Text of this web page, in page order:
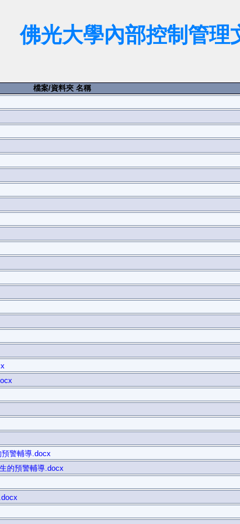
佛光大學內部控制管理
檔案/資料夾 名稱
預警輔導.docx
的預警輔導.docx